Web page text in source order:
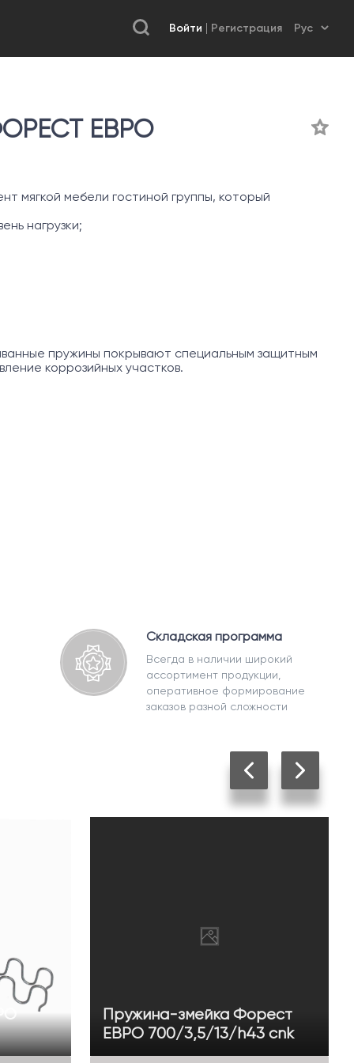
Войти Регистрация
ЕВРО
мягкой мебели гостиной группы, который
нагрузки;
пружины покрывают специальным защитным
коррозийных участков.
Складская программа
Всегда в наличии широкий
ассортимент продукции,
оперативное формирование
заказов разной сложности
Пружина-змейка Форест
ЕВРО 700/3,5/13/h43 cnk